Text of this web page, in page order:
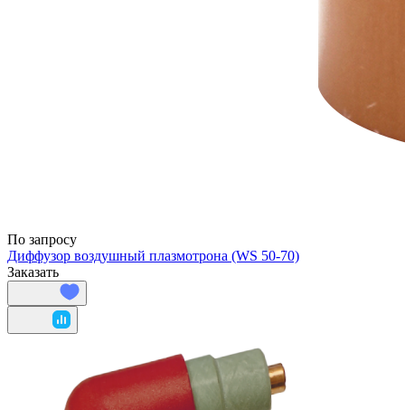
По запросу
Диффузор воздушный плазмотрона (WS 50-70)
Заказать